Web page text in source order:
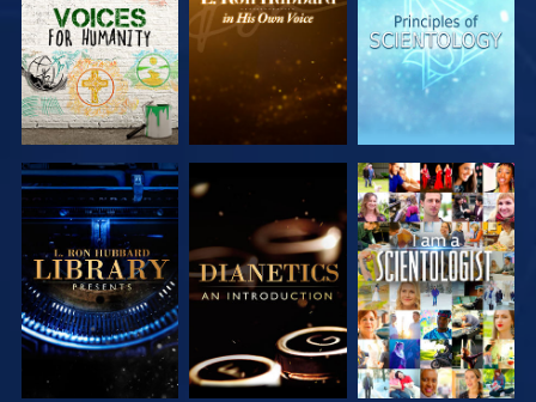
UTFORSKA
SERIEN
UTFORSKA
SERIEN
TITTA